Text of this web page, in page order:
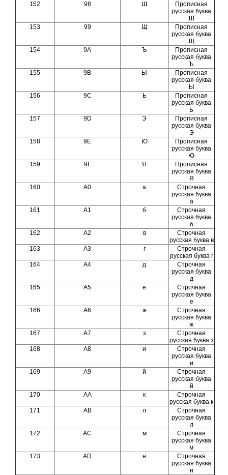
152
98 Ш
Прописная
русская буква
Ш
153
99 Щ
Прописная
русская буква
Щ
154
9A Ъ
Прописная
русская буква
Ъ
155
9B Ы
Прописная
русская буква
Ы
156
9C Ь
Прописная
русская буква
Ь
157
9D Э
Прописная
русская буква
Э
158
9E Ю
Прописная
русская буква
Ю
159
9F Я
Прописная
русская буква
Я
160
A0 а
Строчная
русская буква
а
161
A1 б
Строчная
русская буква
б
162
A2 в
Строчная
русская буква в
163
A3 г
Строчная
русская буква г
164
A4 д
Строчная
русская буква
д
165
A5 е
Строчная
русская буква
е
166
A6 ж
Строчная
русская буква
ж
167
A7 з
Строчная
русская буква з
168
A8 и
Строчная
русская буква
и
169
A9 й
Строчная
русская буква
й
170
AA к
Строчная
русская буква к
171
AB л
Строчная
русская буква
л
172
AC м
Строчная
русская буква
м
173
AD н
Строчная
русская буква
н